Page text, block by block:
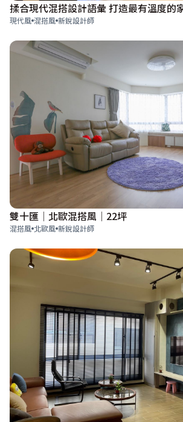
揉合現代混搭設計語彙 打造最有溫度
現代風 混搭風 新銳設計師
雙十匯│北歐混搭風│22坪
混搭風 北歐風 新銳設計師